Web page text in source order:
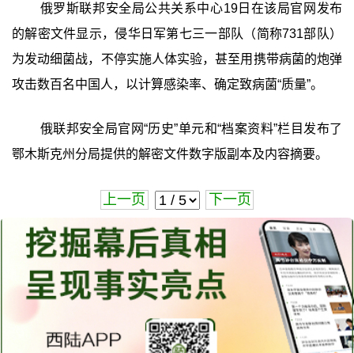
俄罗斯联邦安全局公共关系中心19日在该局官网发布
的解密文件显示，侵华日军第七三一部队（简称731部队）
为发动细菌战，不停实施人体实验，甚至用携带病菌的炮弹
攻击数百名中国人，以计算感染率、确定致病菌“质量”。
俄联邦安全局官网“历史”单元和“档案资料”栏目发布了
鄂木斯克州分局提供的解密文件数字版副本及内容摘要。
上一页 下一页